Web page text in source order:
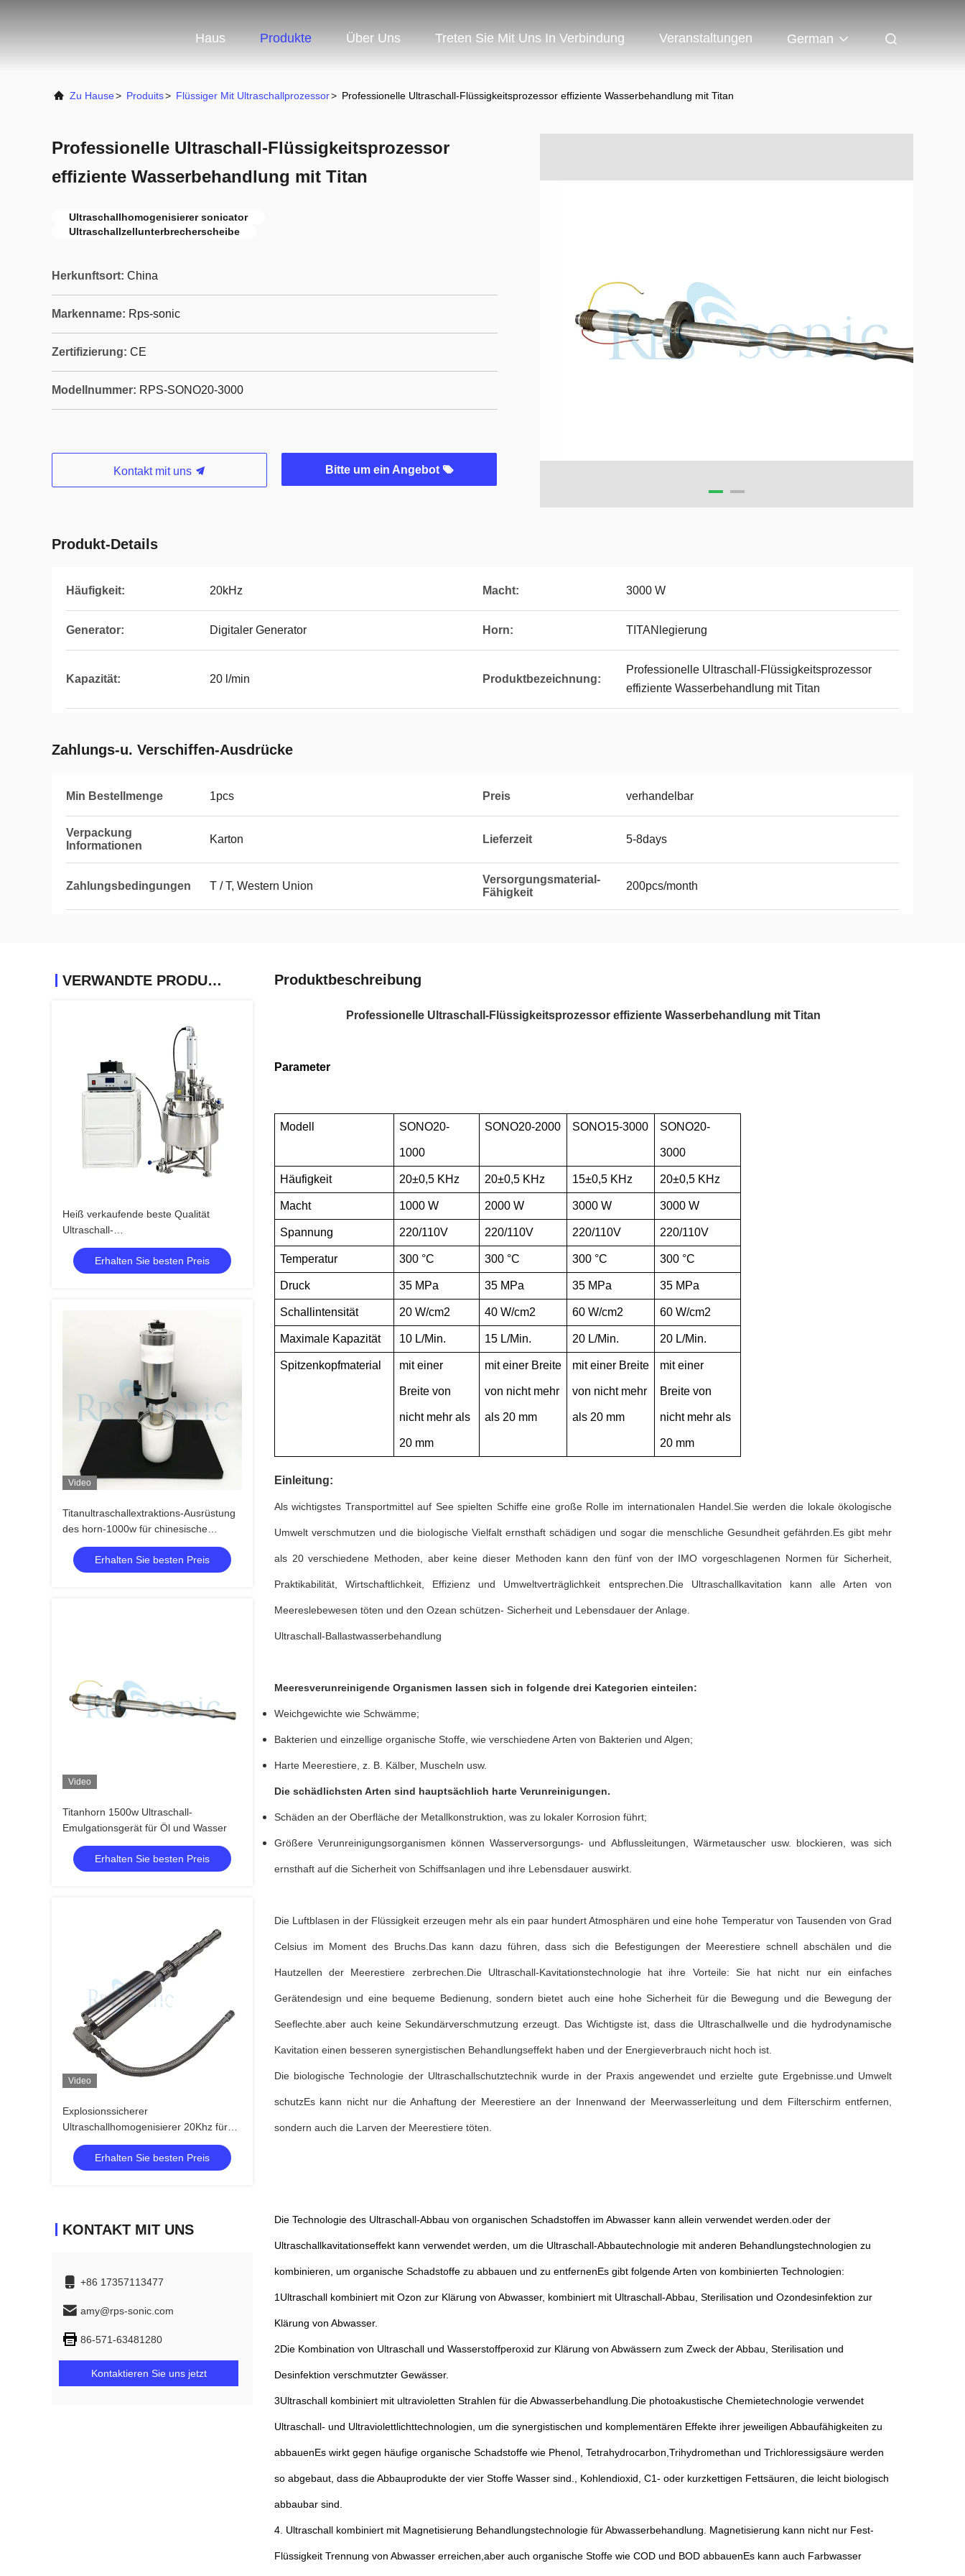
Haus Produkte Über Uns Treten Sie Mit Uns In Verbindung Veranstaltungen German
Zu Hause> Produits> Flüssiger Mit Ultraschallprozessor> Professionelle Ultraschall-Flüssigkeitsprozessor effiziente Wasserbehandlung mit Titan
Professionelle Ultraschall-Flüssigkeitsprozessor
effiziente Wasserbehandlung mit Titan
Ultraschallhomogenisierer sonicator
Ultraschallzellunterbrecherscheibe
Herkunftsort: China
Markenname: Rps-sonic
Zertifizierung: CE
Modellnummer: RPS-SONO20-3000
Kontakt mit uns Bitte um ein Angebot
Produkt-Details
Häufigkeit: 20kHz Macht: 3000 W
Generator: Digitaler Generator Horn: TITANlegierung
Kapazität: 20 l/min Produktbezeichnung:
Professionelle Ultraschall-Flüssigkeitsprozessor
effiziente Wasserbehandlung mit Titan
Zahlungs-u. Verschiffen-Ausdrücke
Min Bestellmenge 1pcs Preis verhandelbar
Verpackung
Informationen
Karton Lieferzeit 5-8days
Zahlungsbedingungen T / T, Western Union
Versorgungsmaterial-
Fähigkeit
200pcs/month
VERWANDTE PRODUKTE
Heiß verkaufende beste Qualität
Ultraschall-
Pflanzenextraktionsmaschine mit
Rührwerk-Mischbehälter
Erhalten Sie besten Preis
Video
Titanultraschallextraktions-Ausrüstung
des horn-1000w für chinesische
Medizin
Erhalten Sie besten Preis
Video
Titanhorn 1500w Ultraschall-
Emulgationsgerät für Öl und Wasser
Erhalten Sie besten Preis
Video
Explosionssicherer
Ultraschallhomogenisierer 20Khz für
Streuung und Entpolymerisation
Erhalten Sie besten Preis
KONTAKT MIT UNS
+86 17357113477
amy@rps-sonic.com
86-571-63481280
Kontaktieren Sie uns jetzt
Produktbeschreibung
Professionelle Ultraschall-Flüssigkeitsprozessor effiziente Wasserbehandlung mit Titan
Parameter
Modell SONO20-
1000
SONO20-2000 SONO15-3000 SONO20-
3000
Häufigkeit 20±0,5 KHz 20±0,5 KHz 15±0,5 KHz 20±0,5 KHz
Macht 1000 W 2000 W 3000 W 3000 W
Spannung 220/110V 220/110V 220/110V 220/110V
Temperatur 300 °C 300 °C 300 °C 300 °C
Druck 35 MPa 35 MPa 35 MPa 35 MPa
Schallintensität 20 W/cm2 40 W/cm2 60 W/cm2 60 W/cm2
Maximale Kapazität 10 L/Min. 15 L/Min. 20 L/Min. 20 L/Min.
Spitzenkopfmaterial mit einer
Breite von
nicht mehr als
20 mm
mit einer Breite
von nicht mehr
als 20 mm
mit einer Breite
von nicht mehr
als 20 mm
mit einer
Breite von
nicht mehr als
20 mm
Einleitung:
Als wichtigstes Transportmittel auf See spielten Schiffe eine große Rolle im internationalen Handel.Sie werden die lokale ökologische
Umwelt verschmutzen und die biologische Vielfalt ernsthaft schädigen und sogar die menschliche Gesundheit gefährden.Es gibt mehr
als 20 verschiedene Methoden, aber keine dieser Methoden kann den fünf von der IMO vorgeschlagenen Normen für Sicherheit,
Praktikabilität, Wirtschaftlichkeit, Effizienz und Umweltverträglichkeit entsprechen.Die Ultraschallkavitation kann alle Arten von
Meereslebewesen töten und den Ozean schützen- Sicherheit und Lebensdauer der Anlage.
Ultraschall-Ballastwasserbehandlung
Meeresverunreinigende Organismen lassen sich in folgende drei Kategorien einteilen:
Weichgewichte wie Schwämme;
Bakterien und einzellige organische Stoffe, wie verschiedene Arten von Bakterien und Algen;
Harte Meerestiere, z. B. Kälber, Muscheln usw.
Die schädlichsten Arten sind hauptsächlich harte Verunreinigungen.
Schäden an der Oberfläche der Metallkonstruktion, was zu lokaler Korrosion führt;
Größere Verunreinigungsorganismen können Wasserversorgungs- und Abflussleitungen, Wärmetauscher usw. blockieren, was sich
ernsthaft auf die Sicherheit von Schiffsanlagen und ihre Lebensdauer auswirkt.
Die Luftblasen in der Flüssigkeit erzeugen mehr als ein paar hundert Atmosphären und eine hohe Temperatur von Tausenden von Grad
Celsius im Moment des Bruchs.Das kann dazu führen, dass sich die Befestigungen der Meerestiere schnell abschälen und die
Hautzellen der Meerestiere zerbrechen.Die Ultraschall-Kavitationstechnologie hat ihre Vorteile: Sie hat nicht nur ein einfaches
Gerätendesign und eine bequeme Bedienung, sondern bietet auch eine hohe Sicherheit für die Bewegung und die Bewegung der
Seeflechte.aber auch keine Sekundärverschmutzung erzeugt. Das Wichtigste ist, dass die Ultraschallwelle und die hydrodynamische
Kavitation einen besseren synergistischen Behandlungseffekt haben und der Energieverbrauch nicht hoch ist.
Die biologische Technologie der Ultraschallschutztechnik wurde in der Praxis angewendet und erzielte gute Ergebnisse.und Umwelt
schutzEs kann nicht nur die Anhaftung der Meerestiere an der Innenwand der Meerwasserleitung und dem Filterschirm entfernen,
sondern auch die Larven der Meerestiere töten.
Die Technologie des Ultraschall-Abbau von organischen Schadstoffen im Abwasser kann allein verwendet werden.oder der
Ultraschallkavitationseffekt kann verwendet werden, um die Ultraschall-Abbautechnologie mit anderen Behandlungstechnologien zu
kombinieren, um organische Schadstoffe zu abbauen und zu entfernenEs gibt folgende Arten von kombinierten Technologien:
1Ultraschall kombiniert mit Ozon zur Klärung von Abwasser, kombiniert mit Ultraschall-Abbau, Sterilisation und Ozondesinfektion zur
Klärung von Abwasser.
2Die Kombination von Ultraschall und Wasserstoffperoxid zur Klärung von Abwässern zum Zweck der Abbau, Sterilisation und
Desinfektion verschmutzter Gewässer.
3Ultraschall kombiniert mit ultravioletten Strahlen für die Abwasserbehandlung.Die photoakustische Chemietechnologie verwendet
Ultraschall- und Ultraviolettlichttechnologien, um die synergistischen und komplementären Effekte ihrer jeweiligen Abbaufähigkeiten zu
abbauenEs wirkt gegen häufige organische Schadstoffe wie Phenol, Tetrahydrocarbon,Trihydromethan und Trichloressigsäure werden
so abgebaut, dass die Abbauprodukte der vier Stoffe Wasser sind., Kohlendioxid, C1- oder kurzkettigen Fettsäuren, die leicht biologisch
abbaubar sind.
4. Ultraschall kombiniert mit Magnetisierung Behandlungstechnologie für Abwasserbehandlung. Magnetisierung kann nicht nur Fest-
Flüssigkeit Trennung von Abwasser erreichen,aber auch organische Stoffe wie COD und BOD abbauenEs kann auch Farbwasser